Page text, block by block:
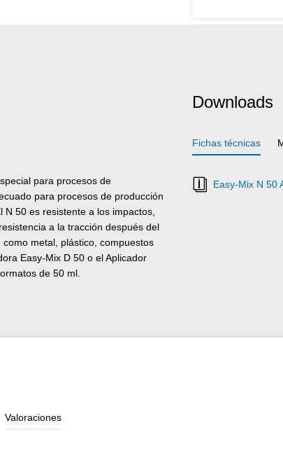
para procesos de
para procesos de producción
50 es resistente a los impactos,
a la tracción después del
metal, plástico, compuestos
Easy-Mix D 50 o el Aplicador
de 50 ml.
Downloads
Fichas técnicas
Easy-Mix N 50
Valoraciones